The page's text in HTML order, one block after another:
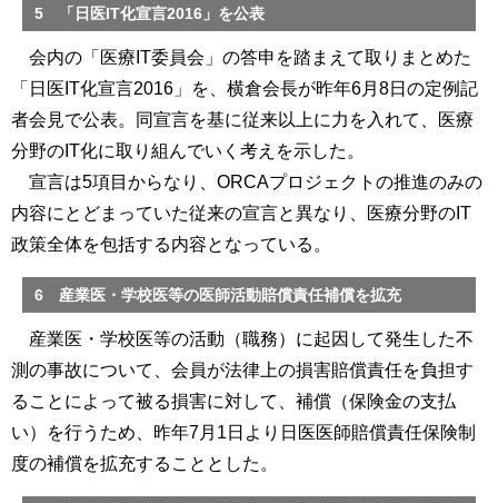
5 「日医IT化宣言2016」を公表
会内の「医療IT委員会」の答申を踏まえて取りまとめた
「日医IT化宣言2016」を、横倉会長が昨年6月8日の定例記
者会見で公表。同宣言を基に従来以上に力を入れて、医療
分野のIT化に取り組んでいく考えを示した。
宣言は5項目からなり、ORCAプロジェクトの推進のみの
内容にとどまっていた従来の宣言と異なり、医療分野のIT
政策全体を包括する内容となっている。
6 産業医・学校医等の医師活動賠償責任補償を拡充
産業医・学校医等の活動（職務）に起因して発生した不
測の事故について、会員が法律上の損害賠償責任を負担す
ることによって被る損害に対して、補償（保険金の支払
い）を行うため、昨年7月1日より日医医師賠償責任保険制
度の補償を拡充することとした。